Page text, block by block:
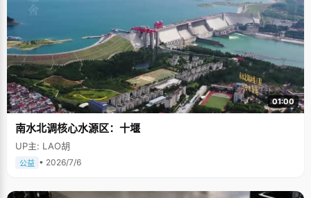
01:00
南水北调核心水源区：十堰
UP主: LAO胡
公益 • 2026/7/6